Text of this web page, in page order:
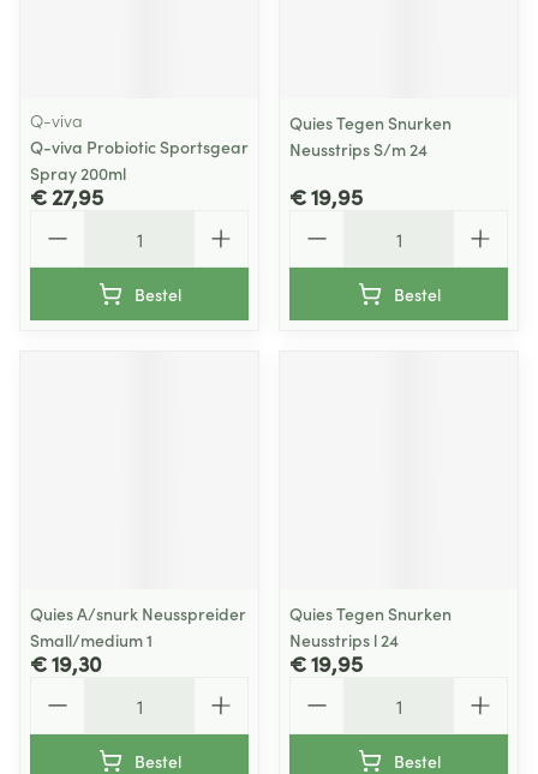
Q-viva
Q-viva Probiotic Sportsgear
Spray 200ml
€ 27,95
Bestel
Quies Tegen Snurken
Neusstrips S/m 24
€ 19,95
Bestel
Quies A/snurk Neusspreider
Small/medium 1
€ 19,30
Bestel
Quies Tegen Snurken
Neusstrips l 24
€ 19,95
Bestel